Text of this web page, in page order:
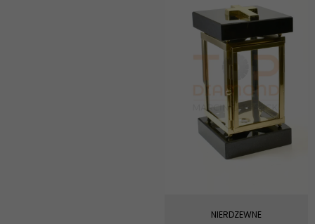
NIERDZEWNE
odwiedzania naszej
strony, zwiększasz
szansę na
zobaczenie
spersonalizowanych